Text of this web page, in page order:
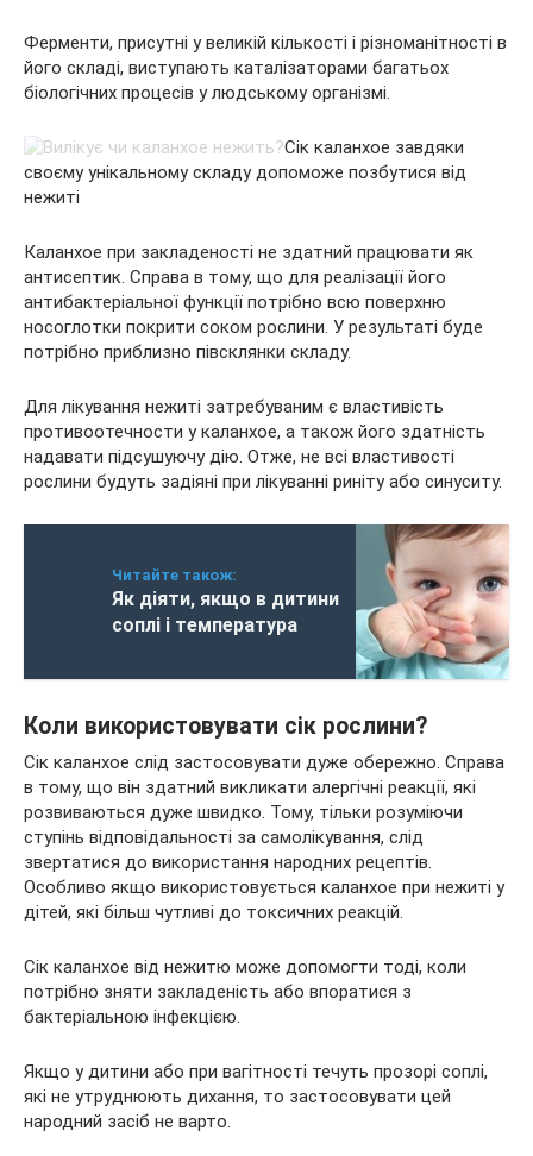
Ферменти, присутні у великій кількості і різноманітності в
його складі, виступають каталізаторами багатьох
біологічних процесів у людському організмі.
Сік каланхое завдяки
своєму унікальному складу допоможе позбутися від
нежиті
Каланхое при закладеності не здатний працювати як
антисептик. Справа в тому, що для реалізації його
антибактеріальної функції потрібно всю поверхню
носоглотки покрити соком рослини. У результаті буде
потрібно приблизно півсклянки складу.
Для лікування нежиті затребуваним є властивість
противоотечности у каланхое, а також його здатність
надавати підсушуючу дію. Отже, не всі властивості
рослини будуть задіяні при лікуванні риніту або синуситу.
Читайте також:
Як діяти, якщо в дитини
соплі і температура
Коли використовувати сік рослини?
Сік каланхое слід застосовувати дуже обережно. Справа
в тому, що він здатний викликати алергічні реакції, які
розвиваються дуже швидко. Тому, тільки розуміючи
ступінь відповідальності за самолікування, слід
звертатися до використання народних рецептів.
Особливо якщо використовується каланхое при нежиті у
дітей, які більш чутливі до токсичних реакцій.
Сік каланхое від нежитю може допомогти тоді, коли
потрібно зняти закладеність або впоратися з
бактеріальною інфекцією.
Якщо у дитини або при вагітності течуть прозорі соплі,
які не утруднюють дихання, то застосовувати цей
народний засіб не варто.